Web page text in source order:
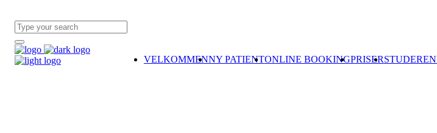
VELKOMMENNY PATIENTONLINE BOOKINGPRISER